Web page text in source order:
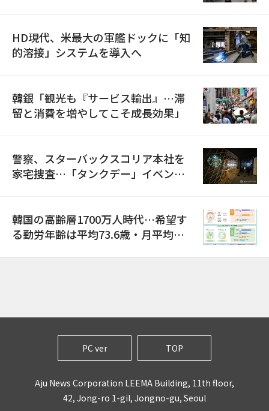
HD現代、米最大の軍艦ドックに「知
的溶接」システムを導入へ
韓銀「観光も『サービス輸出』…滞
留と消費を増やしてこそ成長効果」
警察、スターバックスコリア本社を
家宅捜査…「タンクデー」イベント
韓国の高齢層1700万人時代…希望す
る勤労年齢は平均73.6歳・月平均賃
PC ver TOP
Aju News Corporation LEEMA Building, 11th floor,
42, Jong-ro 1-gil, Jongno-gu, Seoul